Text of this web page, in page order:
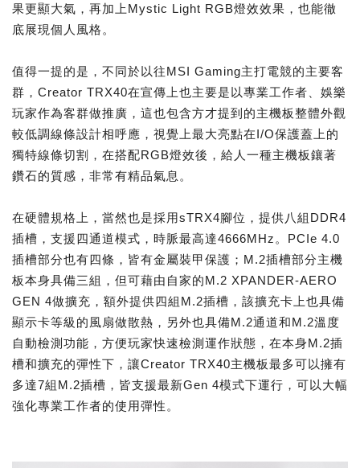
果更顯大氣，再加上Mystic Light RGB燈效效果，也能徹
底展現個人風格。
值得一提的是，不同於以往MSI Gaming主打電競的主要客
群，Creator TRX40在宣傳上也主要是以專業工作者、娛樂
玩家作為客群做推廣，這也包含方才提到的主機板整體外觀
較低調線條設計相呼應，視覺上最大亮點在I/O保護蓋上的
獨特線條切割，在搭配RGB燈效後，給人一種主機板鑲著
鑽石的質感，非常有精品氣息。
在硬體規格上，當然也是採用sTRX4腳位，提供八組DDR4
插槽，支援四通道模式，時脈最高達4666MHz。PCIe 4.0
插槽部分也有四條，皆有金屬裝甲保護；M.2插槽部分主機
板本身具備三組，但可藉由自家的M.2 XPANDER-AERO
GEN 4做擴充，額外提供四組M.2插槽，該擴充卡上也具備
顯示卡等級的風扇做散熱，另外也具備M.2通道和M.2溫度
自動檢測功能，方便玩家快速檢測運作狀態，在本身M.2插
槽和擴充的彈性下，讓Creator TRX40主機板最多可以擁有
多達7組M.2插槽，皆支援最新Gen 4模式下運行，可以大幅
強化專業工作者的使用彈性。